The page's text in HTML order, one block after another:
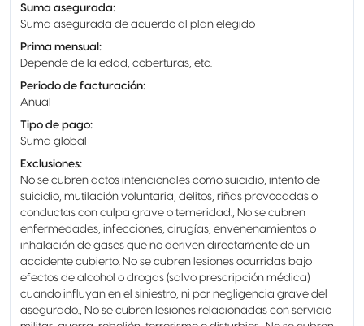
Suma asegurada:
Suma asegurada de acuerdo al plan elegido
Prima mensual :
Depende de la edad, coberturas, etc.
Periodo de facturación:
Anual
Tipo de pago:
Suma global
Exclusiones:
No se cubren actos intencionales como suicidio, intento de
suicidio, mutilación voluntaria, delitos, riñas provocadas o
conductas con culpa grave o temeridad., No se cubren
enfermedades, infecciones, cirugías, envenenamientos o
inhalación de gases que no deriven directamente de un
accidente cubierto. No se cubren lesiones ocurridas bajo
efectos de alcohol o drogas (salvo prescripción médica)
cuando influyan en el siniestro, ni por negligencia grave del
asegurado., No se cubren lesiones relacionadas con servicio